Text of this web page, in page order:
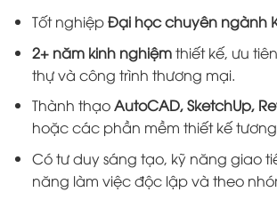
Tốt nghiệpĐại học chuyên ngành
2+ năm kinh nghiệmthiết kế, ưu
thự và công trình thương mại.
Thành thạoAutoCAD, SketchUp,
hoặc các phần mềm thiết kế
Có tư duy sáng tạo, kỹ năng giao
năng làm việc độc lập và theo